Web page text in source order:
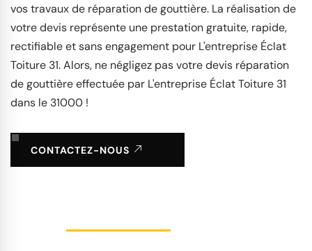
vos travaux de réparation de gouttière. La réalisation de
votre devis représente une prestation gratuite, rapide,
rectifiable et sans engagement pour L'entreprise Éclat
Toiture 31. Alors, ne négligez pas votre devis réparation
de gouttière effectuée par L'entreprise Éclat Toiture 31
dans le 31000 !
CONTACTEZ-NOUS